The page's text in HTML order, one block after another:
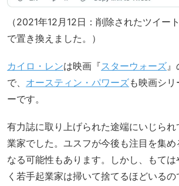
（2021年12月12日：削除されたツイー
で置き換えました。）
カイロ・レンは映画『スターウォーズ
で、 オースティン・パワーズも映画シ
ーです。
有力誌に取り上げられた途端にいじら
業家でした。ユスフが今後も注目を集
なる可能性もあります。しかし、もて
く若手起業家は掃いて捨てるほどいる